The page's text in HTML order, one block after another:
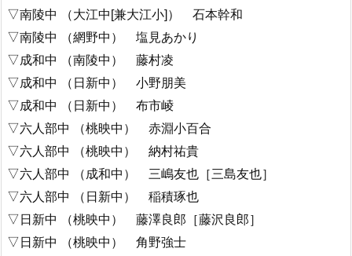
▽南陵中 （大江中[兼大江小]） 石本幹和
▽南陵中 （網野中） 塩見あかり
▽成和中 （南陵中） 藤村凌
▽成和中 （日新中） 小野朋美
▽成和中 （日新中） 布市崚
▽六人部中 （桃映中） 赤淵小百合
▽六人部中 （桃映中） 納村祐貴
▽六人部中 （成和中） 三嶋友也［三島友也］
▽六人部中 （日新中） 稲積琢也
▽日新中 （桃映中） 藤澤良郎［藤沢良郎］
▽日新中 （桃映中） 角野強士